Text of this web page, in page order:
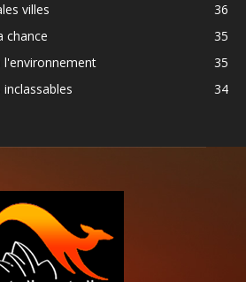
villes
36
chance
35
35
34